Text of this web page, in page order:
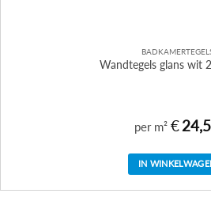
Wandtegels glans wit
per m² €
IN